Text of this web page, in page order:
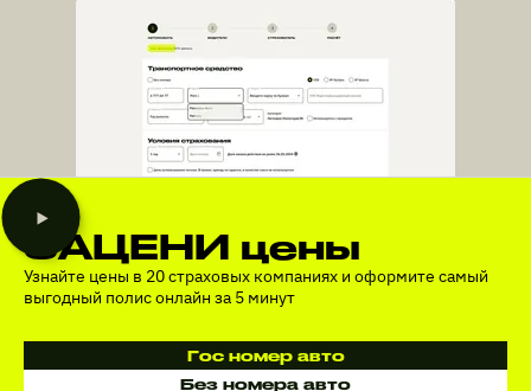
ЗАЦЕНИ цены
Узнайте цены в 20 страховых компаниях и оформите самый
выгодный полис онлайн за 5 минут
Гос номер авто
Без номера авто